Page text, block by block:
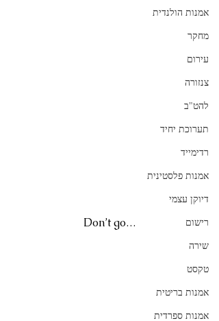
אמנות הולנדית
מחקר
עירום
צנזורה
להט"ב
תערוכת יחיד
רדימייד
אמנות פלסטינית
דיוקן עצמי
רישום
שירה
טקסט
אמנות בריטית
אמנות ספרדית
Don’t go…